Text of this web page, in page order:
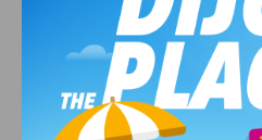
J'AIME LE DFCO